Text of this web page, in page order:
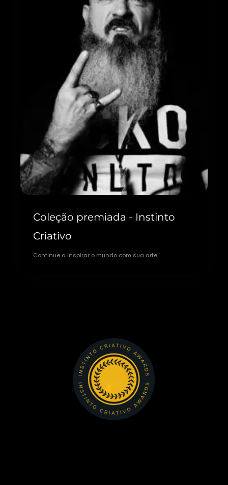
Coleção premiada - Instinto
Criativo
Continue a inspirar o mundo com sua arte.